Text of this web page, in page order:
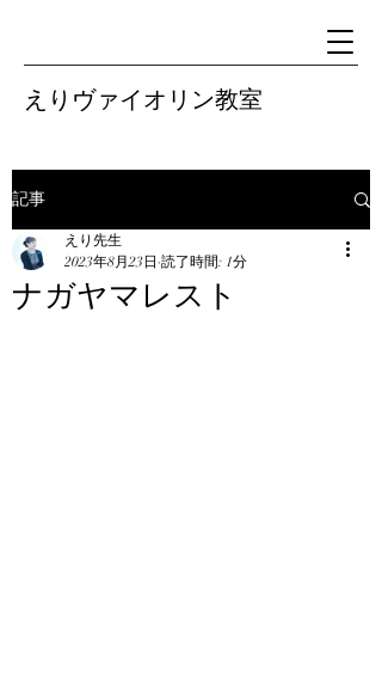
えりヴァイオリン教室
記事
ナガヤマレスト
えり先生
2023年8月23日 読了時間: 1分